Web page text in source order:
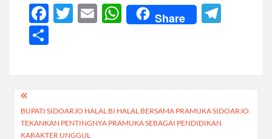
F
b
o
k
T
er
E
W
h
s
p
p
Share
gr
m
ar
Navigasi
pos
BUPATI SIDOARJO HALAL BI HALAL BERSAMA PRAMUKA SIDOARJO,
TEKANKAN PENTINGNYA PRAMUKA SEBAGAI PENDIDIKAN
KARAKTER UNGGUL